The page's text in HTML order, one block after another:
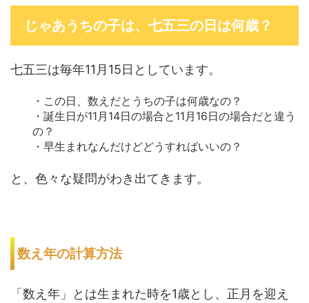
じゃあうちの子は、七五三の日は何歳？
七五三は毎年11月15日としています。
・この日、数えだとうちの子は何歳なの？
・誕生日が11月14日の場合と11月16日の場合だと違う
の？
・早生まれなんだけどどうすればいいの？
と、色々な疑問がわき出てきます。
数え年の計算方法
「数え年」とは生まれた時を1歳とし、正月を迎え